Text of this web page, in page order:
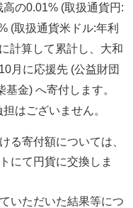
の0.01% (取扱通貨円:
(取扱通貨米ドル:年利
計算して累計し、大和
月に応援先 (公益財団
金) へ寄付します。
はございません。
る寄付額については、
にて円貨に交換しま
いただいた結果等につ